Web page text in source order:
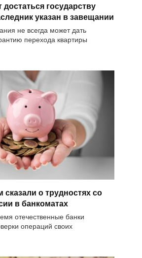
государству
указан в завещании
не всегда может дать
перехода квартиры
сказали о трудностях со
в банкоматах
отечественные банки
операций своих